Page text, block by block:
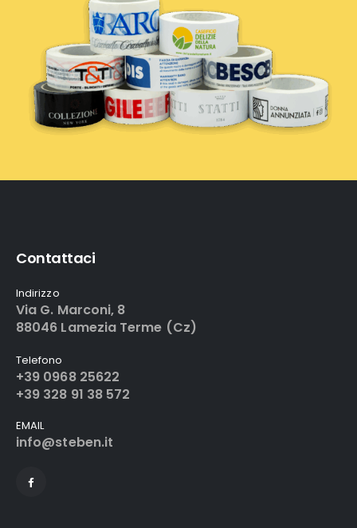
Contattaci
Indirizzo
Via G. Marconi, 8
88046 Lamezia Terme (Cz)
Telefono
+39 0968 25622
+39 328 91 38 572
EMAIL
info@steben.it